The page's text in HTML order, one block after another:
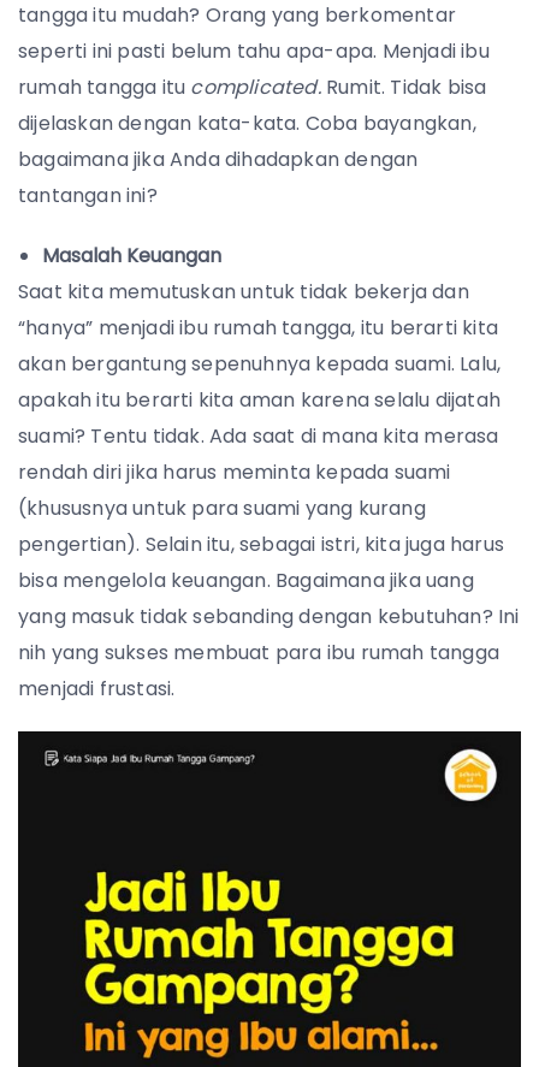
tangga itu mudah? Orang yang berkomentar
seperti ini pasti belum tahu apa-apa. Menjadi ibu
rumah tangga itu complicated. Rumit. Tidak bisa
dijelaskan dengan kata-kata. Coba bayangkan,
bagaimana jika Anda dihadapkan dengan
tantangan ini?
Masalah Keuangan
Saat kita memutuskan untuk tidak bekerja dan
“hanya” menjadi ibu rumah tangga, itu berarti kita
akan bergantung sepenuhnya kepada suami. Lalu,
apakah itu berarti kita aman karena selalu dijatah
suami? Tentu tidak. Ada saat di mana kita merasa
rendah diri jika harus meminta kepada suami
(khususnya untuk para suami yang kurang
pengertian). Selain itu, sebagai istri, kita juga harus
bisa mengelola keuangan. Bagaimana jika uang
yang masuk tidak sebanding dengan kebutuhan? Ini
nih yang sukses membuat para ibu rumah tangga
menjadi frustasi.